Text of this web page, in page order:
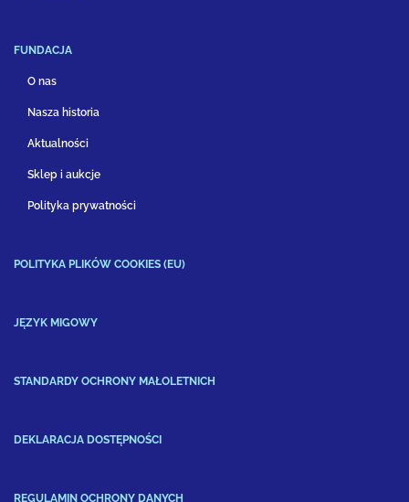
FUNDACJA
O nas
Nasza historia
Aktualności
Sklep i aukcje
Polityka prywatności
POLITYKA PLIKÓW COOKIES (EU)
JĘZYK MIGOWY
STANDARDY OCHRONY MAŁOLETNICH
DEKLARACJA DOSTĘPNOŚCI
REGULAMIN OCHRONY DANYCH